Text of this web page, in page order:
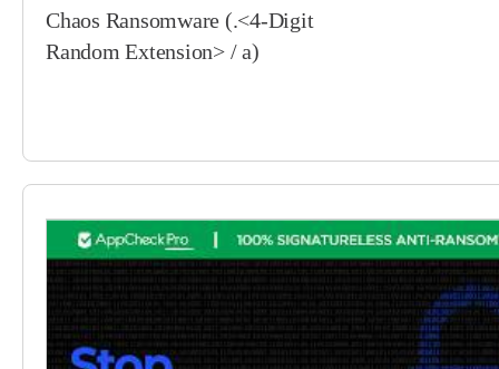
Chaos Ransomware (.<4-Digit
Random Extension> / a)